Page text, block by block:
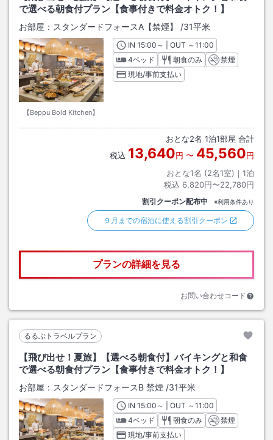
で選べる朝食付プラン【食事付きで料金オトク！】
お部屋： スタンダードフォースA【禁煙】 /31平米
【Beppu Bold Kitchen】
INチェックイン
15:00 ～ | OUT チェックアウト
～11:00
4ベッド
朝食のみ
禁煙
現地/事前支払い
おとな2名 1泊1部屋 合計
税込 13,640円 〜 45,560円
おとな1名 (2名1室)｜ 1泊
税込 6,820円〜22,780円
割引クーポン配布中 ※利用条件あり
９月までの宿泊に使える割引クーポン
プランの詳細を見る
お問い合わせコード
るるぶトラベルプラン
【飛び出せ！夏旅】【選べる朝食付】バイキングと和食
で選べる朝食付プラン【食事付きで料金オトク！】
お部屋： スタンダードフォースB 禁煙 /31平米
INチェックイン
15:00 ～ | OUT チェックアウト
～11:00
4ベッド
朝食のみ
禁煙
現地/事前支払い